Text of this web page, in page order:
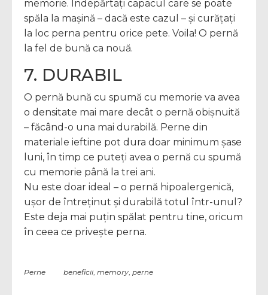
memorie. Îndepărtați capacul care se poate
spăla la mașină – dacă este cazul – și curățați
la loc perna pentru orice pete. Voila! O pernă
la fel de bună ca nouă.
7. DURABIL
O pernă bună cu spumă cu memorie va avea
o densitate mai mare decât o pernă obișnuită
– făcând-o una mai durabilă. Perne din
materiale ieftine pot dura doar minimum șase
luni, în timp ce puteți avea o pernă cu spumă
cu memorie până la trei ani.
Nu este doar ideal – o pernă hipoalergenică,
ușor de întreținut și durabilă totul într-unul?
Este deja mai puțin spălat pentru tine, oricum
în ceea ce privește perna.
Perne beneficii memory perne